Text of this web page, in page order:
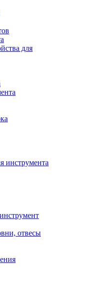
для
инструмента
отвесы